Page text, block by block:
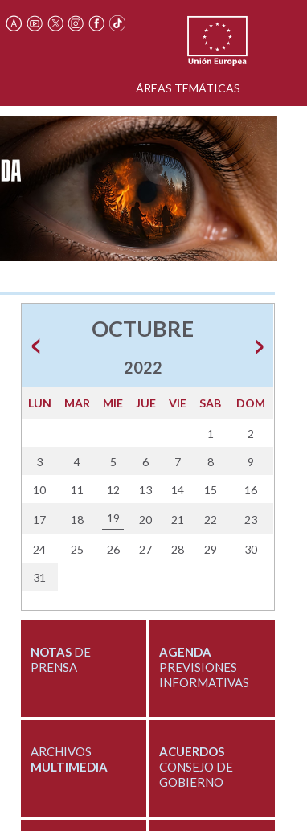
ÁREAS TEMÁTICAS
OCTUBRE
2022
LUN MAR MIE JUE VIE SAB DOM
1 2
3 4 5 6 7 8 9
10 11 12 13 14 15 16
17 18 19 20 21 22 23
24 25 26 27 28 29 30
31
NOTASDE
PRENSA
AGENDA
PREVISIONES
INFORMATIVAS
ARCHIVOS
MULTIMEDIA
ACUERDOS
CONSEJO DE
GOBIERNO